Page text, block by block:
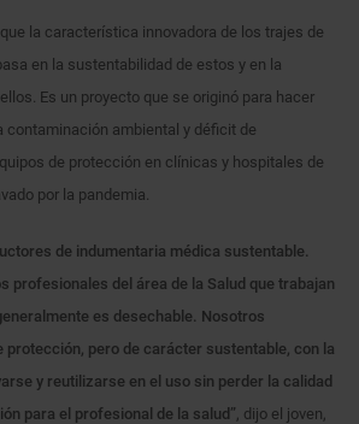
la característica innovadora de los trajes de
en la sustentabilidad de estos y en la
Es un proyecto que se originó para hacer
contaminación ambiental y déficit de
de protección en clínicas y hospitales de
por la pandemia.
de indumentaria médica sustentable.
profesionales del área de la Salud que trabajan
es desechable. Nosotros
protección, pero de carácter sustentable, con la
y reutilizarse en el uso sin perder la calidad
para el profesional de la salud” , dijo el joven,